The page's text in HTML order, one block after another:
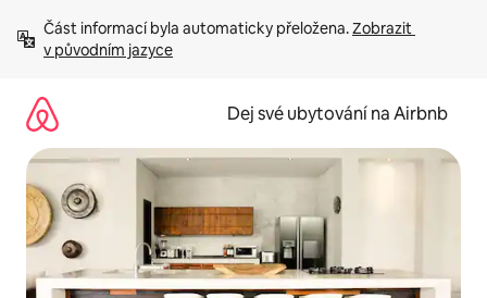
obsah
Část informací byla automaticky přeložena. Zobrazit
v původním jazyce
Dej své ubytování na Airbnb